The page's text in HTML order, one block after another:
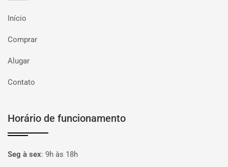
Início
Comprar
Alugar
Contato
Horário de funcionamento
Seg à sex: 9h às 18h